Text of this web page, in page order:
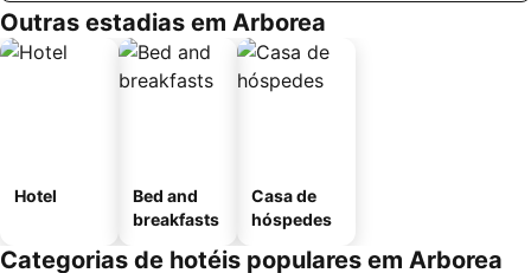
Outras estadias em Arborea
Hotel
Bed and
breakfasts
Casa de
hóspedes
Categorias de hotéis populares em Arborea